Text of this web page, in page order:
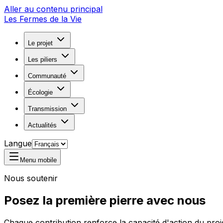
Aller au contenu principal
Les Fermes de la Vie
Le projet
Les piliers
Communauté
Écologie
Transmission
Actualités
Langue
Menu mobile
Nous soutenir
Posez la première pierre avec nous